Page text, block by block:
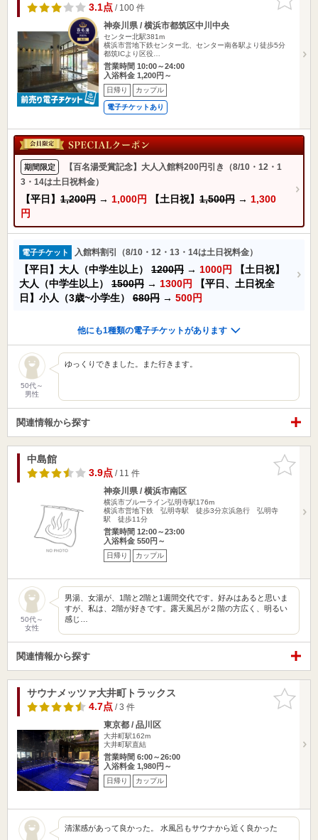
りに追加
3.1点/ 100 件
神奈川県 / 横浜市都筑区中川中央
センター北駅381m
横浜市営地下鉄センター北、センター南各駅より徒歩5分
都筑ICより区役…
営業時間 10:00～24:00
入浴料金 1,200円～
日帰り カップル
電子チケットあり
期間限定
【百名湯受賞記念】大人入館料200円引き（8/10・12・1
3・14は土日祝料金）
【平日】 1,200円 → 1,000円 【土日祝】 1,500円 → 1,300
円
電子チケット 入館料割引（8/10・12・13・14は土日祝料金）
【平日】大人（中学生以上） 1200円 → 1000円
【土日祝】
大人（中学生以上） 1500円 → 1300円
【平日、土日祝全
日】小人（3歳~小学生） 680円 → 500円
他にも1種類の電子チケットがあります
50代～
男性
ゆっくりできました。また行きます。
関連情報から探す
お気に入
りに追加
中島館
3.9点/ 11 件
神奈川県 / 横浜市南区
横浜市ブルーライン弘明寺駅176m
横浜市営地下鉄 弘明寺駅 徒歩3分京浜急行 弘明寺
駅 徒歩11分
営業時間 12:00～23:00
入浴料金 550円～
日帰り カップル
50代～
女性
男湯、女湯が、1階と2階と1週間交代です。好みはあると思いま
すが、私は、2階が好きです。露天風呂が２階の方広く、明るい
感じ…
関連情報から探す
お気に入
りに追加
サウナメッツァ大井町トラックス
4.7点/ 3 件
東京都 / 品川区
大井町駅162m
大井町駅直結
営業時間 6:00～26:00
入浴料金 1,980円～
日帰り カップル
清潔感があって良かった。 水風呂もサウナから近く良かった